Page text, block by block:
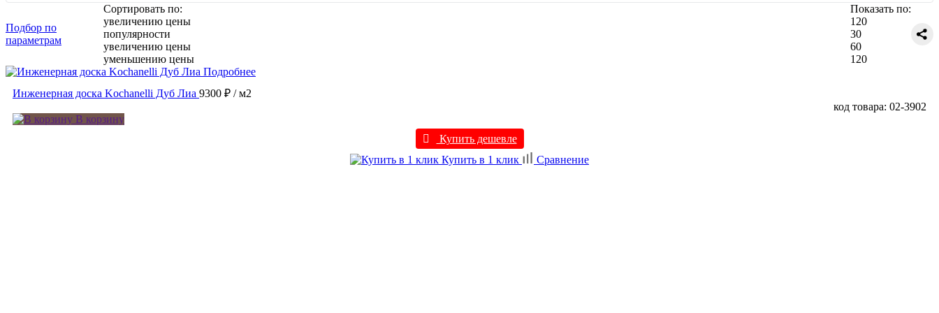
Подбор по
параметрам
Сортировать по:
увеличению цены
популярности
увеличению цены
уменьшению цены
Показать по:
120
30
60
120
Подробнее
Инженерная доска Kochanelli Дуб Лиа 9300 ₽ / м2
код товара: 02-3902
В корзину
Купить дешевле
Купить в 1 клик
Сравнение